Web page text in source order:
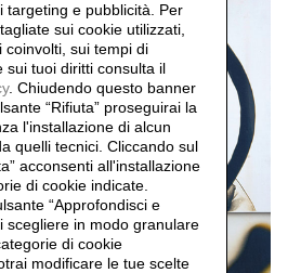
targeting e pubblicità. Per
sui cookie utilizzati,
coinvolti, sui tempi di
sui tuoi diritti consulta il
. Chiudendo questo banner
“Rifiuta” proseguirai la
l'installazione di alcun
quelli tecnici. Cliccando sul
acconsenti all'installazione
di cookie indicate.
“Approfondisci e
scegliere in modo granulare
di cookie
modificare le tue scelte